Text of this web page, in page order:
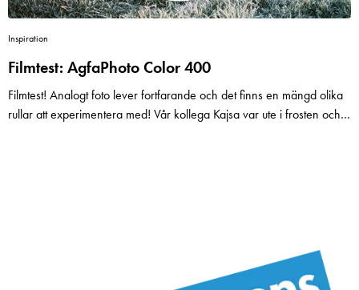
Inspiration
Filmtest: AgfaPhoto Color 400
Filmtest! Analogt foto lever fortfarande och det finns en mängd olika
rullar att experimentera med! Vår kollega Kajsa var ute i frosten och